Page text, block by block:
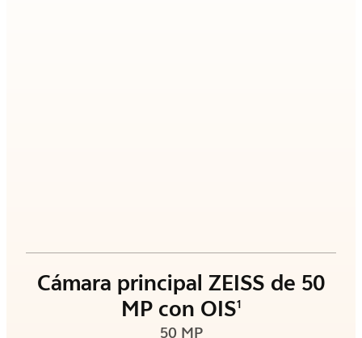
Cámara principal ZEISS de 50
MP con OIS1
50 MP